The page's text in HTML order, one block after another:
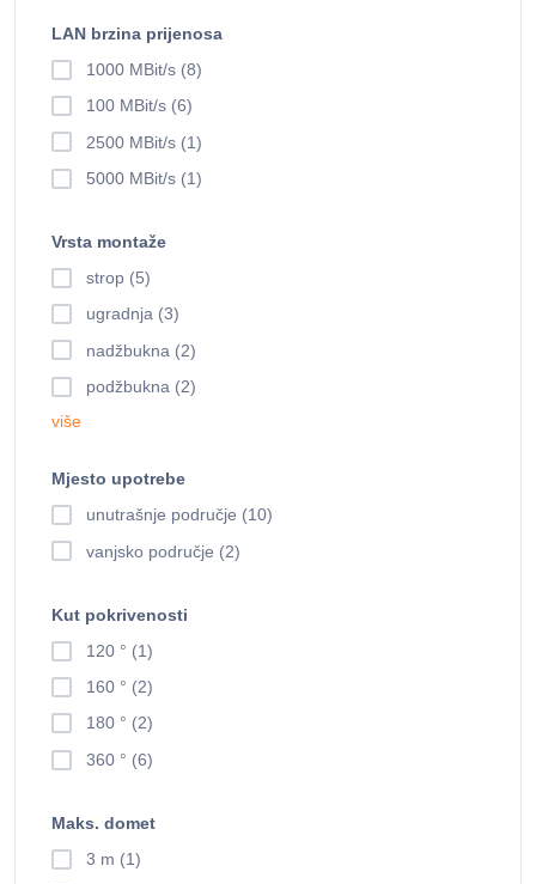
LAN brzina prijenosa
1000 MBit/s (8)
100 MBit/s (6)
2500 MBit/s (1)
5000 MBit/s (1)
Vrsta montaže
strop (5)
ugradnja (3)
nadžbukna (2)
podžbukna (2)
više
Mjesto upotrebe
unutrašnje područje (10)
vanjsko područje (2)
Kut pokrivenosti
120 ° (1)
160 ° (2)
180 ° (2)
360 ° (6)
Maks. domet
3 m (1)